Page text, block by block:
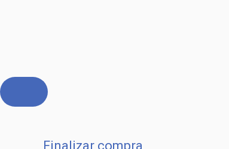
Finalizar compra